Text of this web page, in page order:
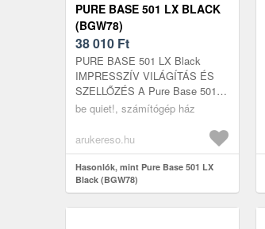
PURE BASE 501 LX BLACK
(BGW78)
38 010 Ft
PURE BASE 501 LX Black
IMPRESSZÍV VILÁGÍTÁS ÉS
SZELLŐZÉS A Pure Base 501
LX White egy lenyűgözően
ventilátorokkal, k...
be quiet!, számítógép ház
arukereso.hu
Hasonlók, mint Pure Base 501 LX
Black (BGW78)